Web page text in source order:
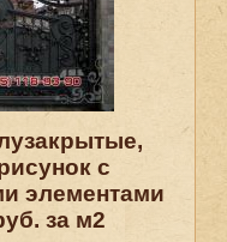
с
элементами
за м2